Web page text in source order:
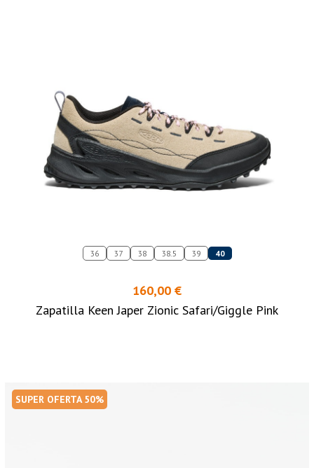
36 37 38 38.5 39 40
160,00 €
Zapatilla Keen Japer Zionic Safari/Giggle Pink
SUPER OFERTA 50%